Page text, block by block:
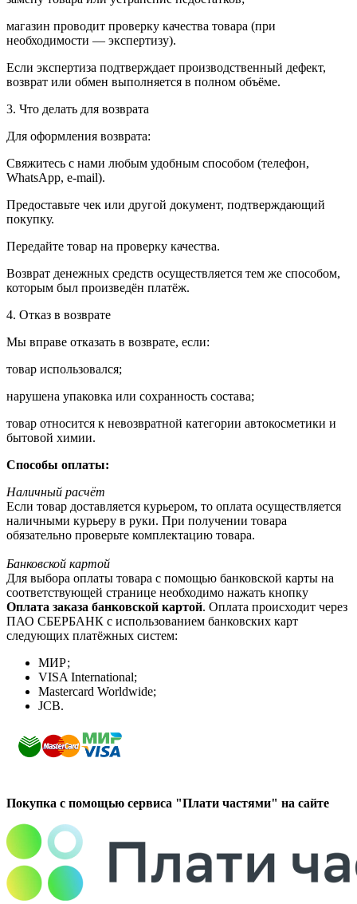
магазин проводит проверку качества товара (при
необходимости — экспертизу).
Если экспертиза подтверждает производственный дефект,
возврат или обмен выполняется в полном объёме.
3. Что делать для возврата
Для оформления возврата:
Свяжитесь с нами любым удобным способом (телефон,
WhatsApp, e-mail).
Предоставьте чек или другой документ, подтверждающий
покупку.
Передайте товар на проверку качества.
Возврат денежных средств осуществляется тем же способом,
которым был произведён платёж.
4. Отказ в возврате
Мы вправе отказать в возврате, если:
товар использовался;
нарушена упаковка или сохранность состава;
товар относится к невозвратной категории автокосметики и
бытовой химии.
Способы оплаты:
Наличный расчёт
Если товар доставляется курьером, то оплата осуществляется
наличными курьеру в руки. При получении товара
обязательно проверьте комплектацию товара.
Банковской картой
Для выбора оплаты товара с помощью банковской карты на
соответствующей странице необходимо нажать кнопку
Оплата заказа банковской картой. Оплата происходит через
ПАО СБЕРБАНК с использованием банковских карт
следующих платёжных систем:
МИР;
VISA International;
Mastercard Worldwide;
JCB.
Покупка с помощью сервиса "Плати частями" на сайте